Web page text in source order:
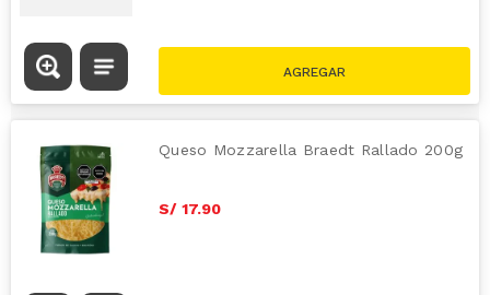
Queso Mozzarella Braedt Rallado 200g
S/ 17.90